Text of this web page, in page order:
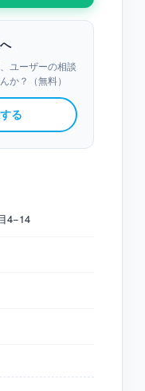
ユーザーの相談
か？（無料）
る
4−14